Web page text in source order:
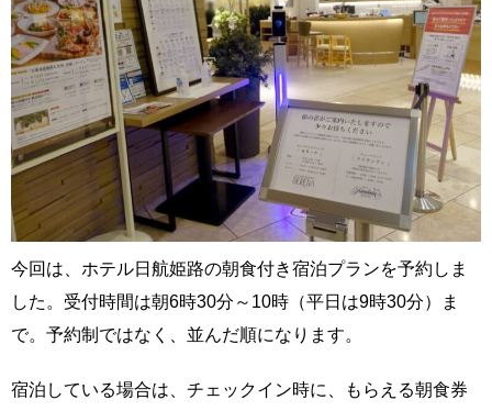
今回は、ホテル日航姫路の朝食付き宿泊プランを予約しま
した。受付時間は朝6時30分～10時（平日は9時30分）ま
で。予約制ではなく、並んだ順になります。
宿泊している場合は、チェックイン時に、もらえる朝食券